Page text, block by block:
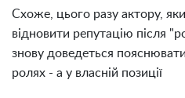
Схоже, цього разу актору,
відновити репутацію після
знову доведеться
ролях - а у власній позиції